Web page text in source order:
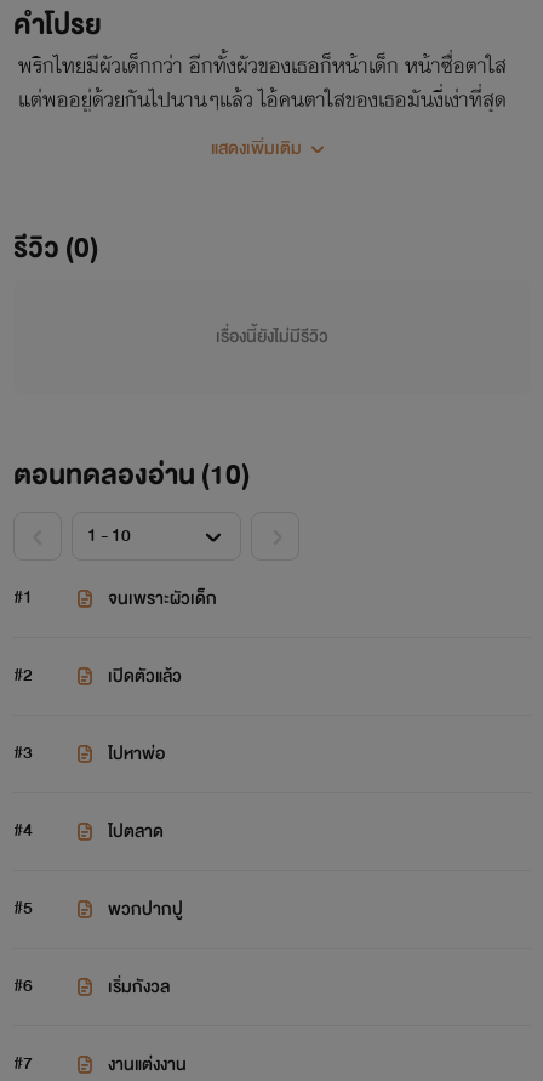
คำโปรย
พริกไทยมีผัวเด็กกว่า อีกทั้งผัวของเธอก็หน้าเด็ก หน้าซื่อตาใส
แต่พออยู่ด้วยกันไปนานๆแล้ว ไอ้คนตาใสของเธอมันงี่เง่าที่สุด
เพราะโกรธ ทั้งพ่อปองทั้งน้องภาวี พริกไทยก็เลยหนีออกจาก
ของผู้เขียนเท่านั้น ชื่อตัวละครตั้งขึ้นมาจาการสมมุติเท่านั้นค่ะ “
แสดงเพิ่มเติม
รีวิว (0)
เรื่องนี้ยังไม่มีรีวิว
ตอนทดลองอ่าน (10)
#1 จนเพราะผัวเด็ก
#2 เปิดตัวแล้ว
#3 ไปหาพ่อ
#4 ไปตลาด
#5 พวกปากปู
#6 เริ่มกังวล
#7 งานแต่งงาน